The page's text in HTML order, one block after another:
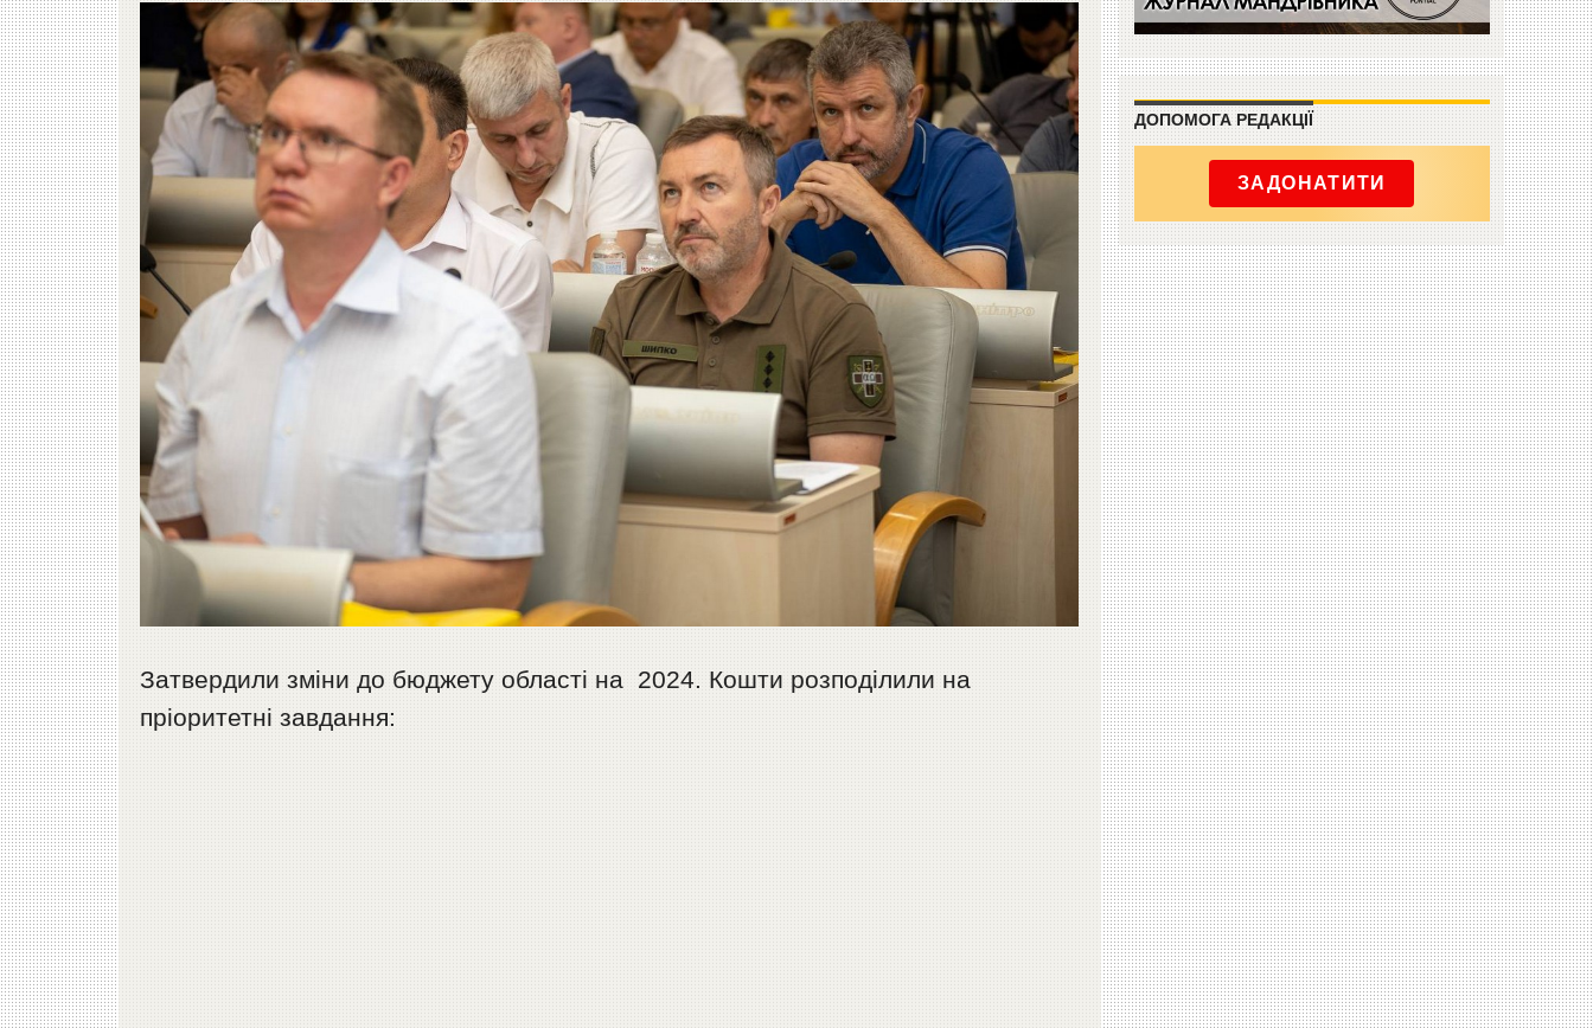
Затвердили зміни до бюджету області на 2024. Кошти розподілили на
пріоритетні завдання:
ДОПОМОГА РЕДАКЦІЇ
ЗАДОНАТИТИ